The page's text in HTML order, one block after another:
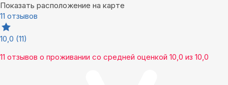
Показать расположение на карте
11 отзывов
10,0 (11)
11 отзывов о проживании со средней оценкой 10,0 из 10,0